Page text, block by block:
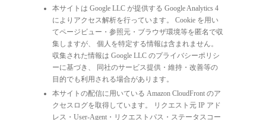
本サイトは Google LLC が提供する Google Analytics 4
によりアクセス解析を行っています。 Cookie を用い
てページビュー・参照元・ブラウザ環境等を匿名で収
集しますが、 個人を特定する情報は含まれません。
収集された情報は Google LLC のプライバシーポリシ
ーに基づき、 同社のサービス提供・維持・改善等の
目的でも利用される場合があります。
本サイトの配信に用いている Amazon CloudFront のア
クセスログを取得しています。 リクエスト元 IP アド
レス・User-Agent・リクエストパス・ステータスコー